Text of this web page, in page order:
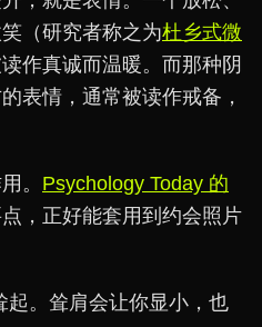
（研究者称之为杜乡式微
作真诚而温暖。而那种阴
表情，通常被读作戒备，
。 Psychology Today 的
，正好能套用到约会照片
起。耸肩会让你显小，也